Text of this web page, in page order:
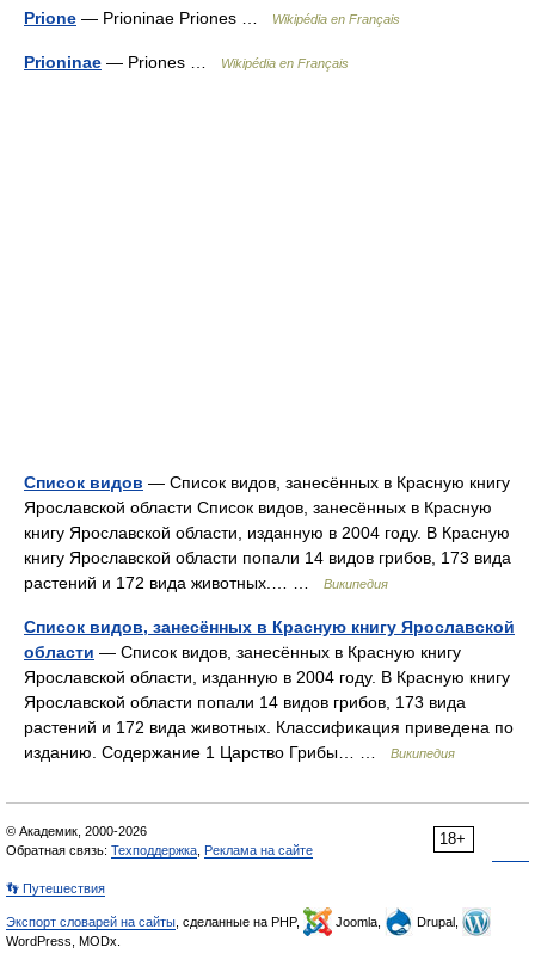
Prione — Prioninae Priones … Wikipédia en Français
Prioninae — Priones … Wikipédia en Français
Список видов — Список видов, занесённых в Красную книгу
Ярославской области Список видов, занесённых в Красную
книгу Ярославской области, изданную в 2004 году. В Красную
книгу Ярославской области попали 14 видов грибов, 173 вида
растений и 172 вида животных.… …
Википедия
Список видов, занесённых в Красную книгу Ярославской
области — Список видов, занесённых в Красную книгу
Ярославской области, изданную в 2004 году. В Красную книгу
Ярославской области попали 14 видов грибов, 173 вида
растений и 172 вида животных. Классификация приведена по
изданию. Содержание 1 Царство Грибы… …
Википедия
18+
© Академик, 2000-2026
Обратная связь: Техподдержка Реклама на сайте
👣 Путешествия
Экспорт словарей на сайты , сделанные на PHP, Joomla,
Drupal,
WordPress, MODx.